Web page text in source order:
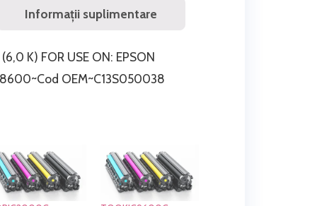
Informații suplimentare
K) FOR USE ON: EPSON
OEM~C13S050038